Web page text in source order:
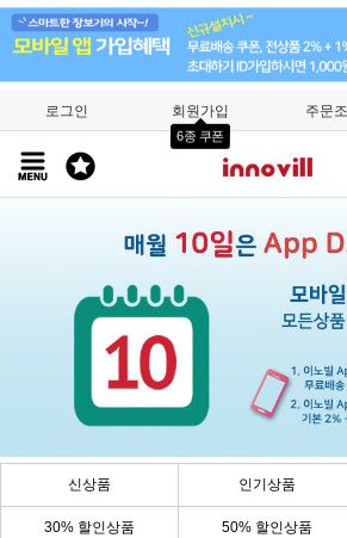
로그인 회원가입
6종 쿠폰
주문
신상품 인기상품
30% 할인상품 50% 할인상품